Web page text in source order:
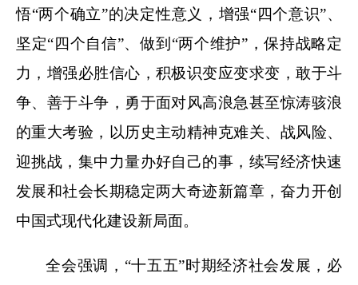
悟“两个确立”的决定性意义，增强“四个意识”、
坚定“四个自信”、做到“两个维护”，保持战略定
力，增强必胜信心，积极识变应变求变，敢于斗
争、善于斗争，勇于面对风高浪急甚至惊涛骇浪
的重大考验，以历史主动精神克难关、战风险、
迎挑战，集中力量办好自己的事，续写经济快速
发展和社会长期稳定两大奇迹新篇章，奋力开创
中国式现代化建设新局面。
全会强调，“十五五”时期经济社会发展，必